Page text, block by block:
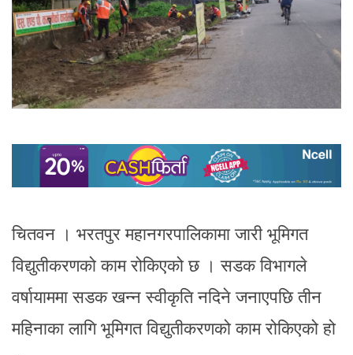
चितवन । भरतपुर महानगरपालिकामा जारी भूमिगत
विद्युतीकरणको काम रोकिएको छ । सडक विभागले
वर्षायाममा सडक खन्न स्वीकृति नदिने जनाएपछि तीन
महिनाका लागि भूमिगत विद्युतीकरणको काम रोकिएको हो